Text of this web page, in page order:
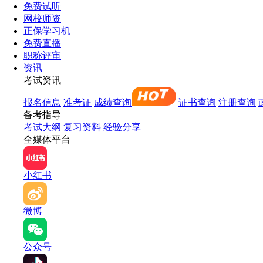
免费试听
网校师资
正保学习机
免费直播
职称评审
资讯
考试资讯
报名信息 准考证 成绩查询 证书查询 注册查询
备考指导
考试大纲 复习资料 经验分享
全媒体平台
小红书
微博
公众号